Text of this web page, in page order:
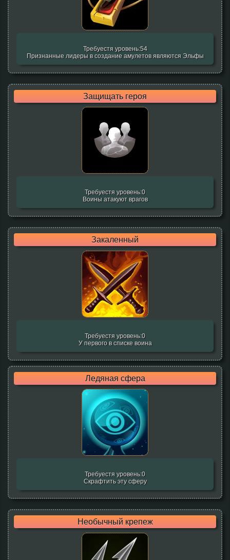
Требуестя уровень:54
Признанные лидеры в создание амулетов являются Эльфы
Защищать героя
Требуестя уровень:0
Воины атакуют врагов
Закаленный
Требуестя уровень:0
У первого в списке воина
Ледяная сфера
Требуестя уровень:0
Скрафтить эту сферу
Необычный крепеж